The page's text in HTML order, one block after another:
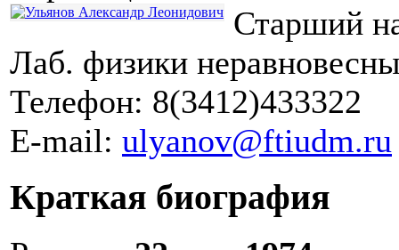
Старший
Лаб. физики
Телефон: 8(3412)433322
E-mail: ulyanov@ftiudm.ru
Краткая биография